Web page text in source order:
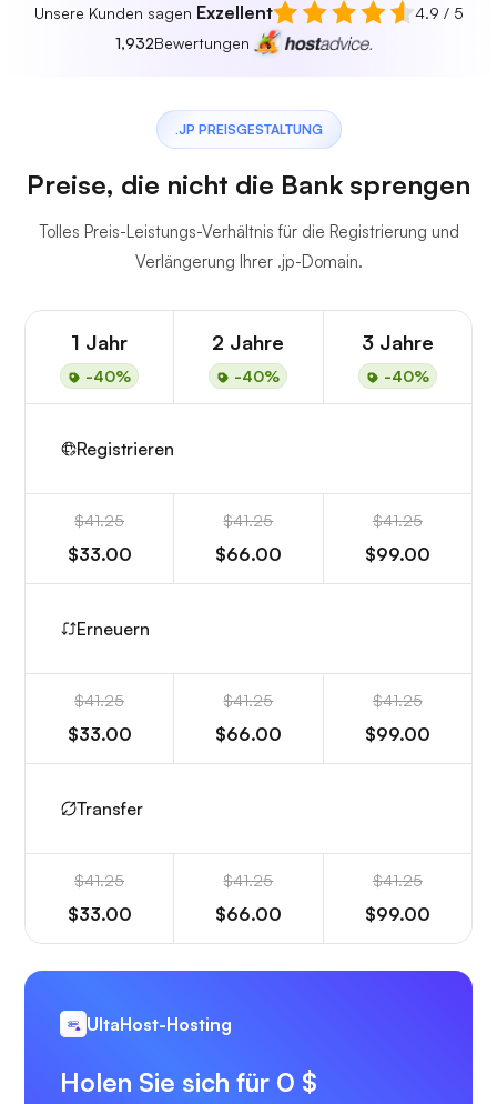
Unsere Kunden sagen Exzellent
4.9 / 5
1,932Bewertungen
.JP PREISGESTALTUNG
Preise, die nicht die Bank sprengen
Tolles Preis-Leistungs-Verhältnis für die Registrierung und
Verlängerung Ihrer .jp-Domain.
1 Jahr
-40%
2 Jahre
-40%
3 Jahre
-40%
Registrieren
$41.25
$33.00
$41.25
$66.00
$41.25
$99.00
Erneuern
$41.25
$33.00
$41.25
$66.00
$41.25
$99.00
Transfer
$41.25
$33.00
$41.25
$66.00
$41.25
$99.00
UltaHost-Hosting
Holen Sie sich für 0 $